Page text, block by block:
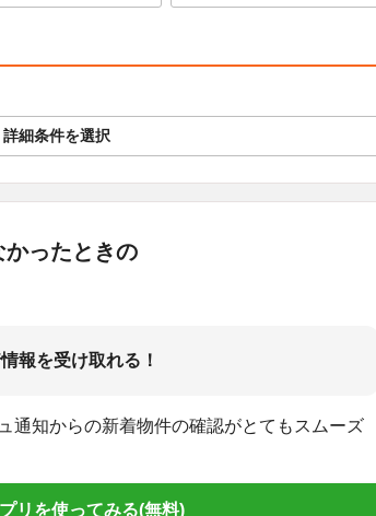
詳細条件を選択
ったときの
報を受け取れる！
通知からの新着物件の確認がとてもスムーズ
リを使ってみる(無料)